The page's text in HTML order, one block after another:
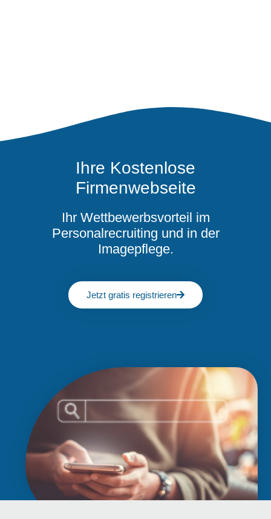
Ihre Kostenlose
Firmenwebseite
Ihr Wettbewerbsvorteil im
Personalrecruiting und in der
Imagepflege.
Jetzt gratis registrieren